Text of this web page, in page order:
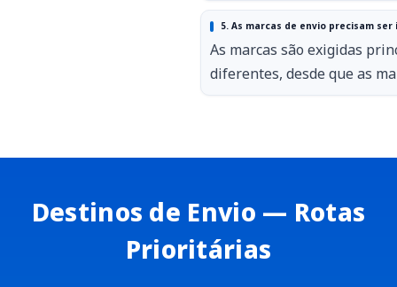
5. As marcas de envio precisam
As marcas são exigidas
diferentes, desde que as
Destinos de Envio — Rotas
Prioritárias